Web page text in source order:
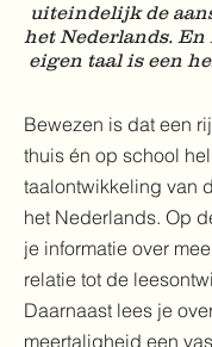
uiteindelijk de
het Nederlands.
eigen taal is een
Bewezen is dat een
thuis én op school
taalontwikkeling van
het Nederlands. Op
je informatie over
relatie tot de
Daarnaast lees je
meertaligheid een